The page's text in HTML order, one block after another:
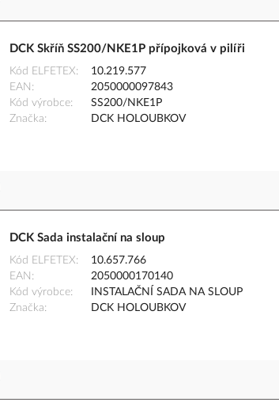
DCK Skříň SS200/NKE1P přípojková v pilíři
Kód ELFETEX
10.219.577
EAN
2050000097843
Kód výrobce
SS200/NKE1P
Značka
DCK HOLOUBKOV
DCK Sada instalační na sloup
Kód ELFETEX
10.657.766
EAN
2050000170140
Kód výrobce
INSTALAČNÍ SADA NA SLOUP
Značka
DCK HOLOUBKOV